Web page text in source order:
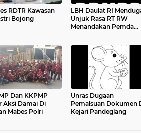
RDTR Kawasan
Bojong
LBH Daulat RI
Unjuk Rasa RT RW
Menandakan Pemda
Kemana Kepala DPMPD
Dan KKPMP
Aksi Damai Di
Mabes Polri
Unras Dugaan
Pemalsuan Dokumen
Kejari Pandeglang